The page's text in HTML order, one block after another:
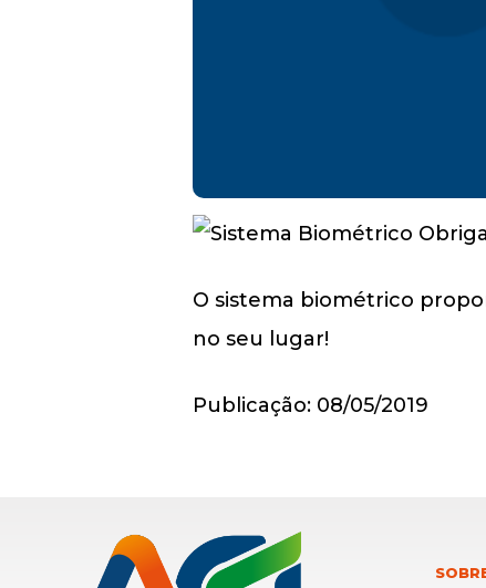
O sistema biométrico
no seu lugar!
Publicação: 08/05/2019